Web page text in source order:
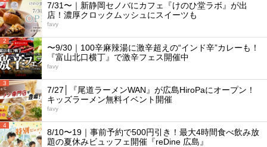
7/31〜｜新静岡セノバにカフェ『けのひ堂ラボ』が出
店！濃厚クロックムッシュにスイーツも
favy
2
〜9/30｜100辛麻辣湯に激辛超えの“インド辛”カレーも！
『富山北口横丁』で激辛フェス開催中
favy
3
7/27│『尾道ラーメンWAN』が広島HiroPaにオープン！
キッズラーメン無料イベント開催
favy
4
8/10〜19｜事前予約で500円引き！最大4時間食べ飲み放
題の夏休みビュッフェ開催『reDine 広島』